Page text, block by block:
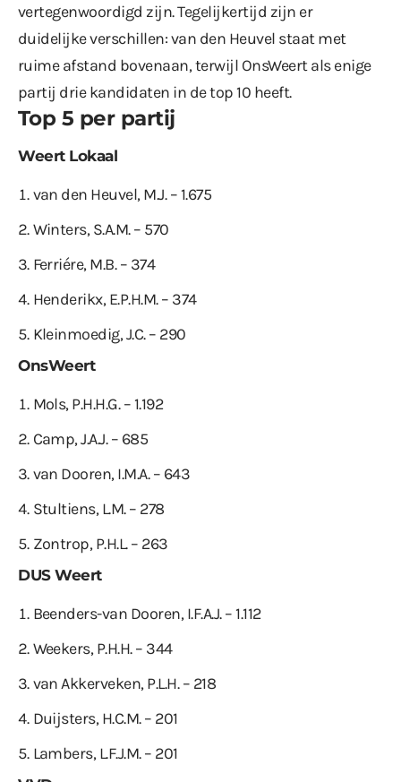
vertegenwoordigd zijn. Tegelijkertijd zijn er
duidelijke verschillen: van den Heuvel staat met
ruime afstand bovenaan, terwijl OnsWeert als enige
partij drie kandidaten in de top 10 heeft.
Top 5 per partij
Weert Lokaal
van den Heuvel, M.J. – 1.675
Winters, S.A.M. – 570
Ferriére, M.B. – 374
Henderikx, E.P.H.M. – 374
Kleinmoedig, J.C. – 290
OnsWeert
Mols, P.H.H.G. – 1.192
Camp, J.A.J. – 685
van Dooren, I.M.A. – 643
Stultiens, L.M. – 278
Zontrop, P.H.L. – 263
DUS Weert
Beenders-van Dooren, I.F.A.J. – 1.112
Weekers, P.H.H. – 344
van Akkerveken, P.L.H. – 218
Duijsters, H.C.M. – 201
Lambers, L.F.J.M. – 201